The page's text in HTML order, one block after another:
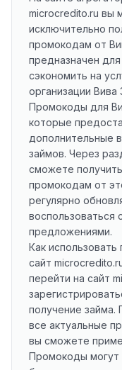
microcredito.ru вы
исключительно
промокодам от
предназначен
сэкономить на
организации Вива
Промокоды для
которые
дополнительные
займов. Через
сможете
промокодам от
регулярно
предложениями.
Как
сайт
перейти на сайт
получение займа.
все актуальные
вы сможете
Промокоды могут